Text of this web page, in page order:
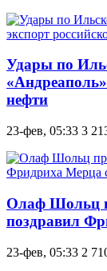
Удары по
нефти
23-фев, 05:33 3
Олаф Шольц
поздравил
23-фев, 05:33 2